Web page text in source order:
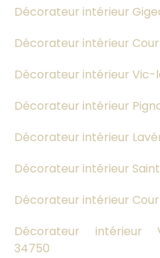
Décorateur intérieur
Décorateur intérieur
Décorateur intérieur Vic-
Décorateur intérieur
Décorateur intérieur
Décorateur intérieur
Décorateur intérieur
Décorateur intérieur
34750